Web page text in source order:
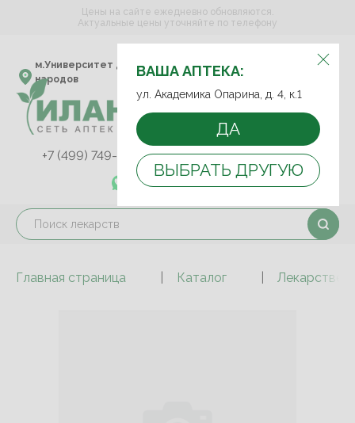
ВЫБЕРИТЕ АПТЕКУ:
м.Университет дружбы
народов
ул. Академика Опарина,
д. 4, к.1
ВАША АПТЕКА:
ул. Академика Опарина, д. 4, к.1
ДА
ВЫБРАТЬ ДРУГУЮ
Цены на сайте ежедневно обновляются.
Актуальные цены уточняйте по телефону
+7 (499) 749-75-92
+7 (499) 749-74-89
+7 (989) 579-78-73
Главная страница Каталог